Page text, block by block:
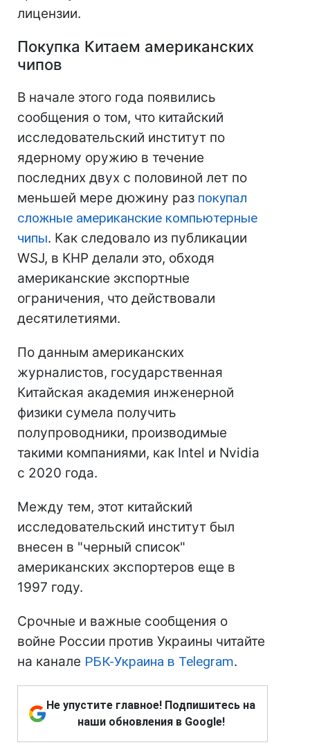
лицензии.
Покупка Китаем американских
чипов
В начале этого года появились
сообщения о том, что китайский
исследовательский институт по
ядерному оружию в течение
последних двух с половиной лет по
меньшей мере дюжину раз покупал
сложные американские компьютерные
чипы. Как следовало из публикации
WSJ, в КНР делали это, обходя
американские экспортные
ограничения, что действовали
десятилетиями.
По данным американских
журналистов, государственная
Китайская академия инженерной
физики сумела получить
полупроводники, производимые
такими компаниями, как Intel и Nvidia
с 2020 года.
Между тем, этот китайский
исследовательский институт был
внесен в "черный список"
американских экспортеров еще в
1997 году.
Срочные и важные сообщения о
войне России против Украины читайте
на канале РБК-Украина в Telegram.
Не упустите главное! Подпишитесь на
наши обновления в Google!